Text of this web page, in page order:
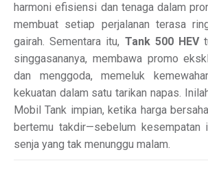
harmoni efisiensi dan tenaga dalam
membuat setiap perjalanan terasa
gairah. Sementara itu, Tank 500 HEV
singgasananya, membawa promo
dan menggoda, memeluk
kekuatan dalam satu tarikan napas.
Mobil Tank impian, ketika harga
bertemu takdir—sebelum kesempatan
senja yang tak menunggu malam.